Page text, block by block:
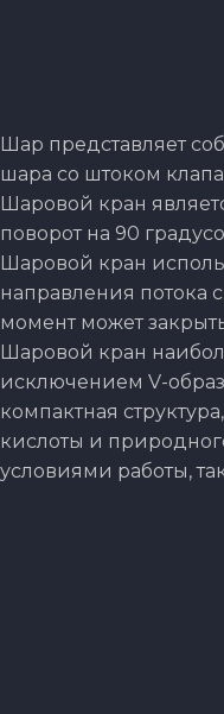
Шар представляет
шара со штоком
Шаровой кран
поворот на 90
Шаровой кран
направления потока
момент может
Шаровой кран
исключением V-
компактная
кислоты и
условиями работы,